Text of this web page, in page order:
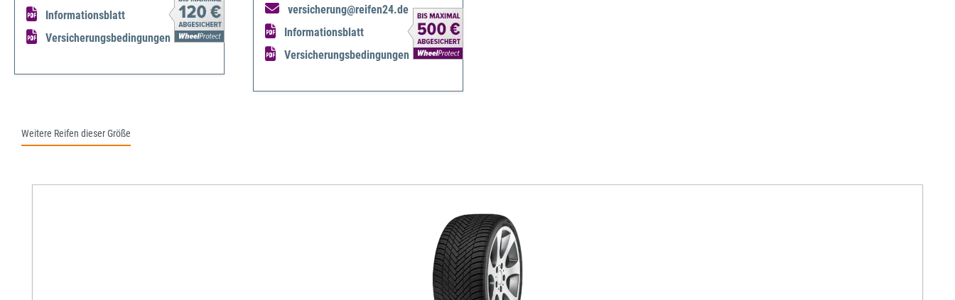
Informationsblatt
Versicherungsbedingungen
versicherung@reifen24.de
Informationsblatt
Versicherungsbedingungen
Weitere Reifen dieser Größe